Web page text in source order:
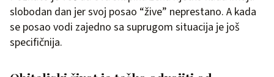
slobodan dan jer svoj posao “žive” neprestano. A kada
se posao vodi zajedno sa suprugom situacija je još
specifičnija.